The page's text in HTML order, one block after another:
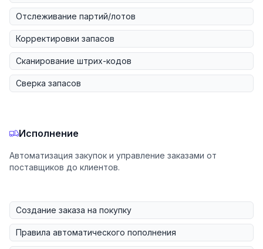
Отслеживание партий/лотов
Корректировки запасов
Сканирование штрих-кодов
Сверка запасов
Исполнение
Автоматизация закупок и управление заказами от
поставщиков до клиентов.
Создание заказа на покупку
Правила автоматического пополнения